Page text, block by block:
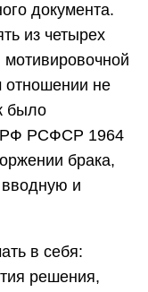
документа.
из четырех
мотивировочной
отношении не
было
РФ РСФСР 1964
брака,
и
в себя:
решения,